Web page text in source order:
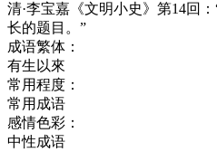
清·李宝嘉《文明小史》第14回
长的题目。”
成语繁体：
有生以來
常用程度：
常用成语
感情色彩：
中性成语